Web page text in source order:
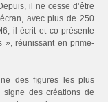
il ne cesse d’être
avec plus de 250
il écrit et co-présente
», réunissant en prime-
des ﬁgures les plus
signe des créations de